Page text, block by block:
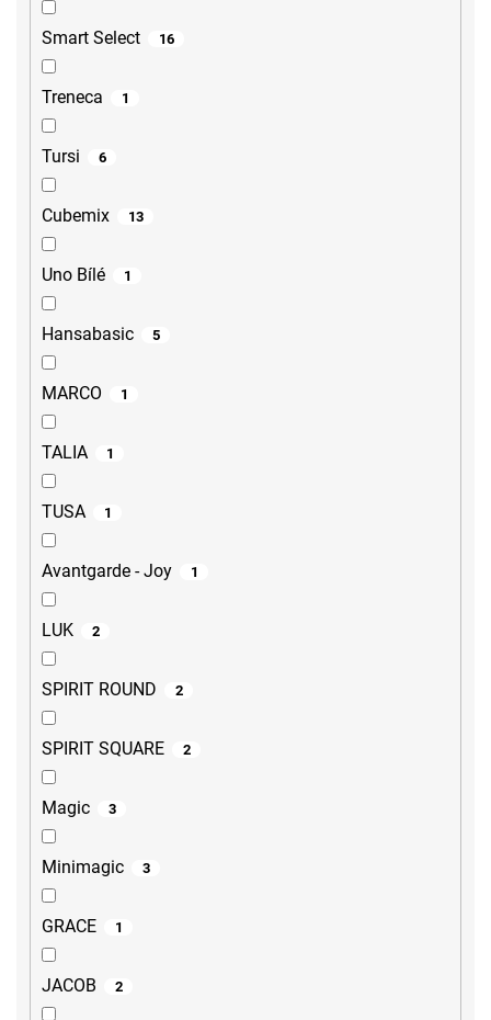
Smart Select 16
Treneca 1
Tursi 6
Cubemix 13
Uno Bílé 1
Hansabasic 5
MARCO 1
TALIA 1
TUSA 1
Avantgarde - Joy 1
LUK 2
SPIRIT ROUND 2
SPIRIT SQUARE 2
Magic 3
Minimagic 3
GRACE 1
JACOB 2